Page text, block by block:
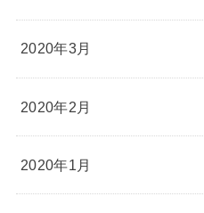
2020年3月
2020年2月
2020年1月